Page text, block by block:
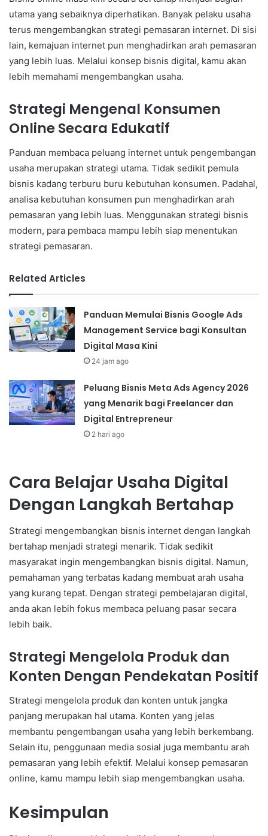
utama yang sebaiknya diperhatikan. Banyak pelaku usaha
terus mengembangkan strategi pemasaran internet. Di sisi
lain, kemajuan internet pun menghadirkan arah pemasaran
yang lebih luas. Melalui konsep bisnis digital, kamu akan
lebih memahami mengembangkan usaha.
Strategi Mengenal Konsumen
Online Secara Edukatif
Panduan membaca peluang internet untuk pengembangan
usaha merupakan strategi utama. Tidak sedikit pemula
bisnis kadang terburu buru kebutuhan konsumen. Padahal,
analisa kebutuhan konsumen pun menghadirkan arah
pemasaran yang lebih luas. Menggunakan strategi bisnis
modern, para pembaca mampu lebih siap menentukan
strategi pemasaran.
Related Articles
Panduan Memulai Bisnis Google Ads
Management Service bagi Konsultan
Digital Masa Kini
24 jam ago
Peluang Bisnis Meta Ads Agency 2026
yang Menarik bagi Freelancer dan
Digital Entrepreneur
2 hari ago
Cara Belajar Usaha Digital
Dengan Langkah Bertahap
Strategi mengembangkan bisnis internet dengan langkah
bertahap menjadi strategi menarik. Tidak sedikit
masyarakat ingin mengembangkan bisnis digital. Namun,
pemahaman yang terbatas kadang membuat arah usaha
yang kurang tepat. Dengan strategi pembelajaran digital,
anda akan lebih fokus membaca peluang pasar secara
lebih baik.
Strategi Mengelola Produk dan
Konten Dengan Pendekatan Positif
Strategi mengelola produk dan konten untuk jangka
panjang merupakan hal utama. Konten yang jelas
membantu pengembangan usaha yang lebih berkembang.
Selain itu, penggunaan media sosial juga membantu arah
pemasaran yang lebih efektif. Melalui konsep pemasaran
online, kamu mampu lebih siap mengembangkan usaha.
Kesimpulan